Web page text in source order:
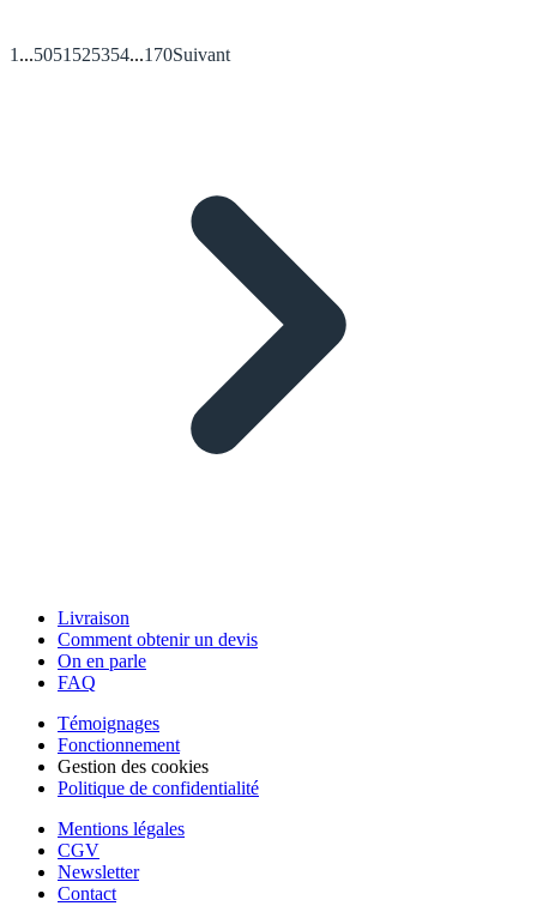
1 ...5051 525354...170Suivant
Livraison
Comment obtenir un devis
On en parle
FAQ
Témoignages
Fonctionnement
Gestion des cookies
Politique de confidentialité
Mentions légales
CGV
Newsletter
Contact